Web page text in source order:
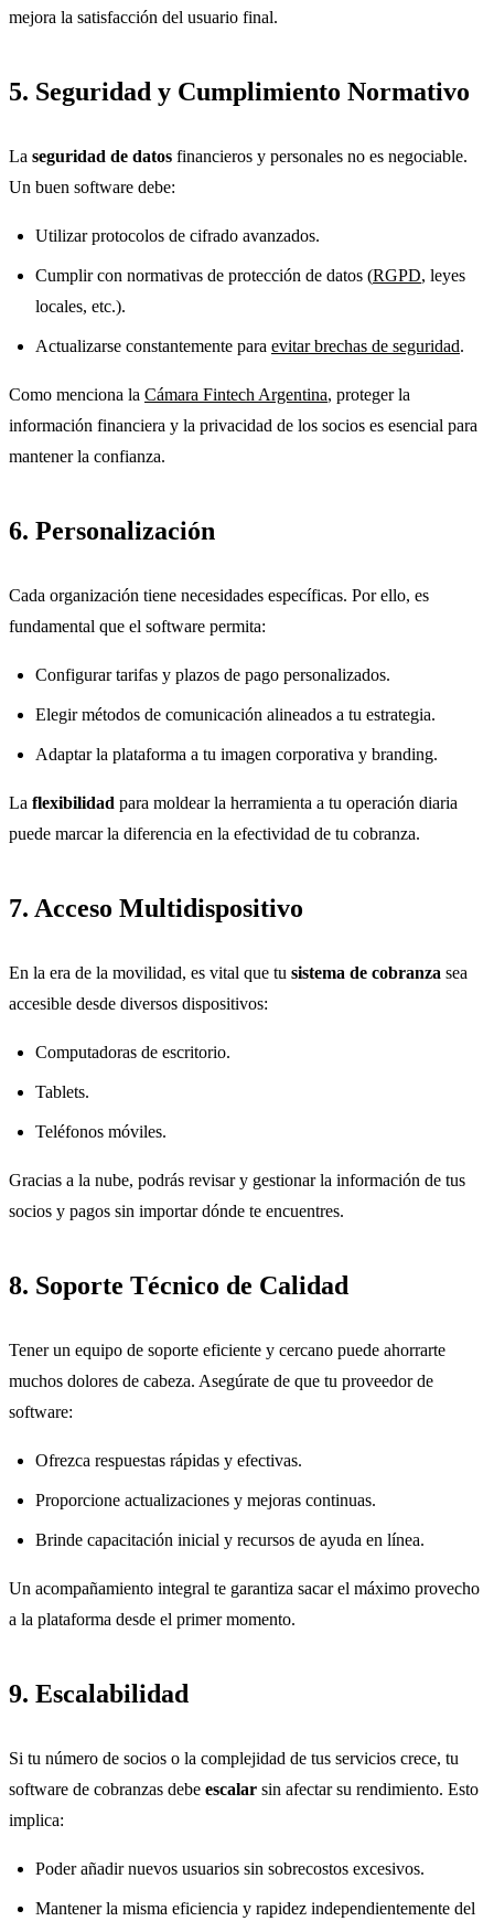
mejora la satisfacción del usuario final.
5. Seguridad y Cumplimiento Normativo
La seguridad de datos financieros y personales no es negociable.
Un buen software debe:
Utilizar protocolos de cifrado avanzados.
Cumplir con normativas de protección de datos (RGPD, leyes
locales, etc.).
Actualizarse constantemente para evitar brechas de seguridad.
Como menciona la Cámara Fintech Argentina, proteger la
información financiera y la privacidad de los socios es esencial para
mantener la confianza.
6. Personalización
Cada organización tiene necesidades específicas. Por ello, es
fundamental que el software permita:
Configurar tarifas y plazos de pago personalizados.
Elegir métodos de comunicación alineados a tu estrategia.
Adaptar la plataforma a tu imagen corporativa y branding.
La flexibilidad para moldear la herramienta a tu operación diaria
puede marcar la diferencia en la efectividad de tu cobranza.
7. Acceso Multidispositivo
En la era de la movilidad, es vital que tu sistema de cobranza sea
accesible desde diversos dispositivos:
Computadoras de escritorio.
Tablets.
Teléfonos móviles.
Gracias a la nube, podrás revisar y gestionar la información de tus
socios y pagos sin importar dónde te encuentres.
8. Soporte Técnico de Calidad
Tener un equipo de soporte eficiente y cercano puede ahorrarte
muchos dolores de cabeza. Asegúrate de que tu proveedor de
software:
Ofrezca respuestas rápidas y efectivas.
Proporcione actualizaciones y mejoras continuas.
Brinde capacitación inicial y recursos de ayuda en línea.
Un acompañamiento integral te garantiza sacar el máximo provecho
a la plataforma desde el primer momento.
9. Escalabilidad
Si tu número de socios o la complejidad de tus servicios crece, tu
software de cobranzas debe escalar sin afectar su rendimiento. Esto
implica:
Poder añadir nuevos usuarios sin sobrecostos excesivos.
Mantener la misma eficiencia y rapidez independientemente del